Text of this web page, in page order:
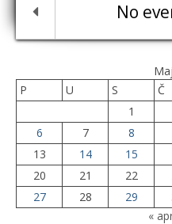
No
P
U S Č
1
6
7 8
13
14 15
20
21 22
27
28 29
«